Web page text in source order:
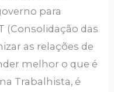
para
(Consolidação das
as relações de
melhor o que é
Trabalhista, é